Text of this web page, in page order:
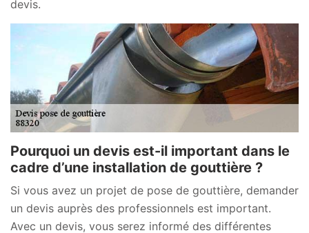
devis.
Pourquoi un devis est-il important dans le
cadre d’une installation de gouttière ?
Si vous avez un projet de pose de gouttière, demander
un devis auprès des professionnels est important.
Avec un devis, vous serez informé des différentes